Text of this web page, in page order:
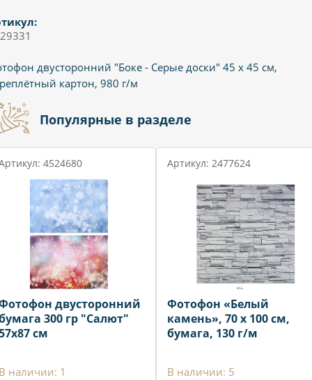
двусторонний "Боке - Серые доски" 45 х 45 см,
картон, 980 г/м
Популярные в разделе
4524680
двусторонний
300 гр "Салют"
см
наличии: 1
Артикул: 2477624
Фотофон «Белый
камень», 70 х 100 см,
бумага, 130 г/м
В наличии: 5